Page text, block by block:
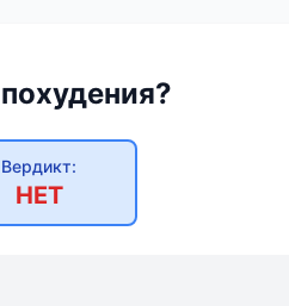
Вердикт:
НЕТ